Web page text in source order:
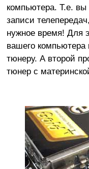
компьютера. Т.е. вы
записи
нужное время! Для
вашего компьютера
тюнеру. А второй
тюнер с